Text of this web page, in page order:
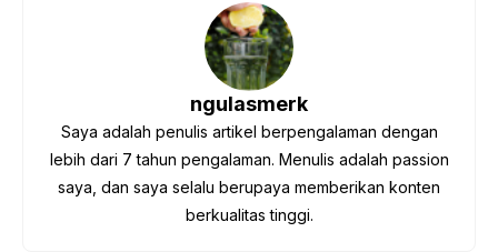
ngulasmerk
Saya adalah penulis artikel berpengalaman dengan
lebih dari 7 tahun pengalaman. Menulis adalah passion
saya, dan saya selalu berupaya memberikan konten
berkualitas tinggi.